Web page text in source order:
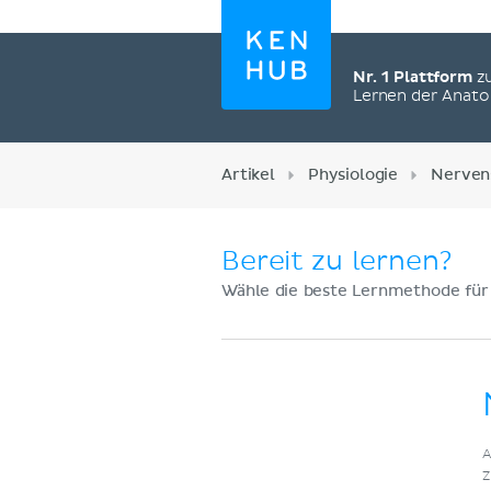
Nr. 1 Plattform
Lernen der
Artikel Physiologie
Bereit zu lernen?
Wähle die beste Lernmethode für